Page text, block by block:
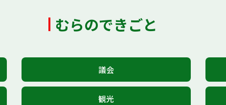
むらのできごと
議会
観光